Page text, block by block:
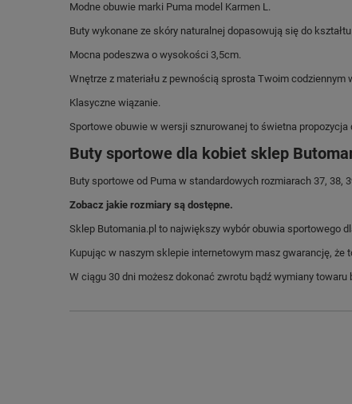
Modne obuwie marki Puma model Karmen L.
Buty wykonane ze skóry naturalnej dopasowują się do
Mocna podeszwa o wysokości 3,5cm.
Wnętrze z materiału z pewnością sprosta Twoim codziennym
Klasyczne wiązanie.
Sportowe obuwie w wersji sznurowanej to świetna
Buty sportowe dla kobiet sklep
Buty sportowe od Puma w standardowych rozmiarach 37, 38,
Zobacz jakie rozmiary są dostępne.
Sklep Butomania.pl to największy wybór obuwia sportowego
Kupując w naszym sklepie internetowym masz gwarancję,
W ciągu 30 dni możesz dokonać zwrotu bądź wymiany towaru